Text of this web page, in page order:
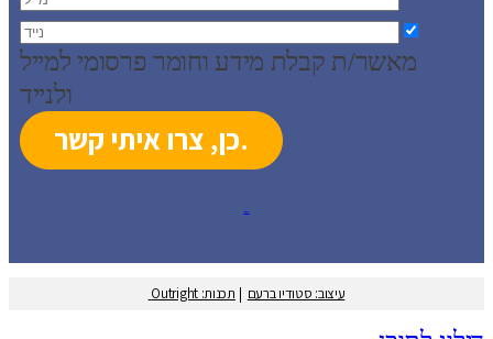
מאשר/ת קבלת מידע וחומר פרסומי למייל
ולנייד
עיצוב: סטודיו ברעם | תכנות: Outright